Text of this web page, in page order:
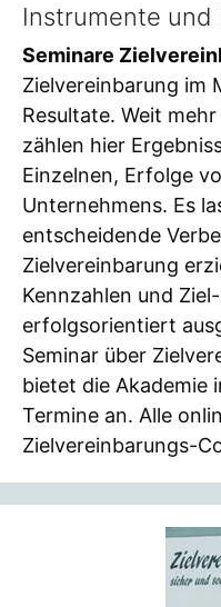
Instrumente und
Seminare
Zielvereinbarung im
Resultate. Weit
zählen hier
Einzelnen, Erfolge
Unternehmens. Es
entscheidende
Zielvereinbarung
Kennzahlen und
erfolgsorientiert
Seminar über
bietet die Akademie
Termine an. Alle
Zielvereinbarungs-